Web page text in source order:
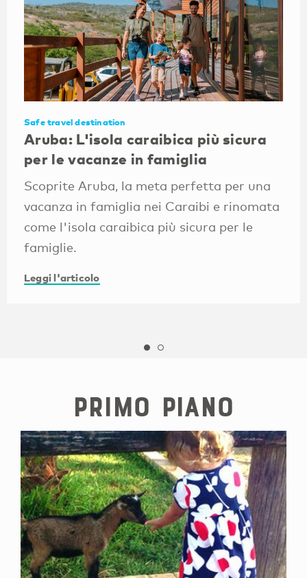
Safe travel destination
Aruba: L'isola caraibica più sicura
per le vacanze in famiglia
Scoprite Aruba, la meta perfetta per una
vacanza in famiglia nei Caraibi e rinomata
come l'isola caraibica più sicura per le
famiglie.
Leggi l'articolo
Primo piano